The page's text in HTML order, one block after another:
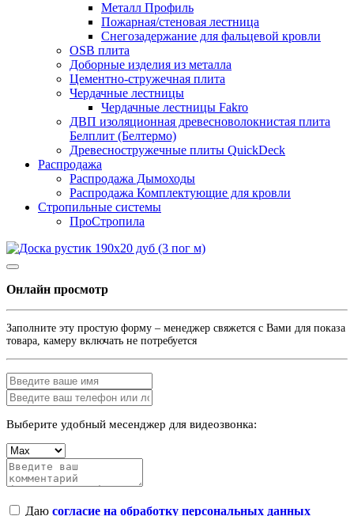
Металл Профиль
Пожарная/стеновая лестница
Снегозадержание для фальцевой кровли
OSB плита
Доборные изделия из металла
Цементно-стружечная плита
Чердачные лестницы
Чердачные лестницы Fakro
ДВП изоляционная древесноволокнистая плита
Белплит (Белтермо)
Древесностружечные плиты QuickDeck
Распродажа
Распродажа Дымоходы
Распродажа Комплектующие для кровли
Стропильные системы
ПроСтропила
Онлайн просмотр
Заполните эту простую форму – менеджер свяжется с Вами для показа
товара, камеру включать не потребуется
Выберите удобный месенджер для видеозвонка:
Даю согласие на обработку персональных данных